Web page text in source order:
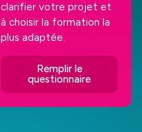
clarifier votre projet et
à choisir la formation la
plus adaptée.
Remplir le
questionnaire